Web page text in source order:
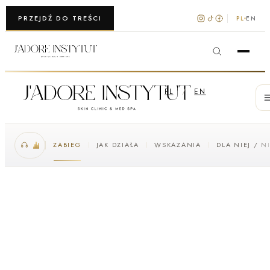
PRZEJDŹ DO TREŚCI
WARSZAWA · KRAKÓW PL EN
PL / EN
ZABIEG JAK DZIAŁA WSKAZANIA DLA NIEJ /